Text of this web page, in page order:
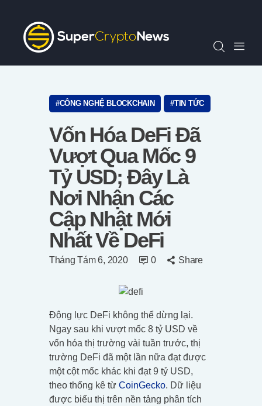
Chỉ Số SCN30
Tin Tức
Quan Điểm
Video
Tiếng Việt
CÔNG NGHỆ BLOCKCHAIN TIN TỨC
Vốn Hóa DeFi Đã
Vượt Qua Mốc 9
Tỷ USD; Đây Là
Nơi Nhận Các
Cập Nhật Mới
Nhất Về DeFi
Tháng Tám 6, 2020 0 Share
Động lực DeFi không thể dừng lại.
Ngay sau khi vượt mốc 8 tỷ USD về
vốn hóa thị trường vài tuần trước, thị
trường DeFi đã một lần nữa đạt được
một cột mốc khác khi đạt 9 tỷ USD,
theo thống kê từ CoinGecko. Dữ liệu
được biểu thị trên nền tảng phân tích